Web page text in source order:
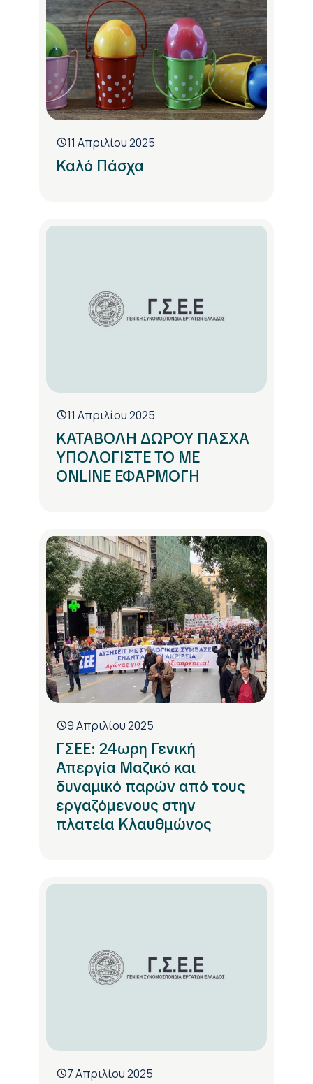
11 Απριλίου 2025
Καλό Πάσχα
11 Απριλίου 2025
ΚΑΤΑΒΟΛΗ ΔΩΡΟΥ ΠΑΣΧΑ
ΥΠΟΛΟΓΙΣΤΕ ΤΟ ΜΕ
ONLINE ΕΦΑΡΜΟΓΗ
9 Απριλίου 2025
ΓΣΕΕ: 24ωρη Γενική
Απεργία Μαζικό και
δυναμικό παρών από τους
εργαζόμενους στην
πλατεία Κλαυθμώνος
7 Απριλίου 2025